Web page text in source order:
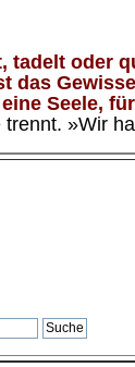
tadelt oder
das
Seele,
»Wir